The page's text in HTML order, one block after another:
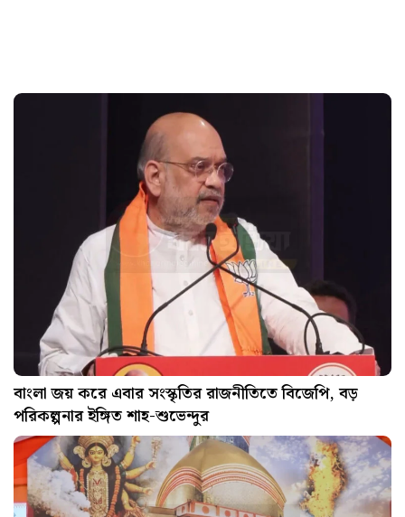
বাংলা জয় করে এবার সংস্কৃতির রাজনীতিতে বিজেপি, বড়
পরিকল্পনার ইঙ্গিত শাহ-শুভেন্দুর